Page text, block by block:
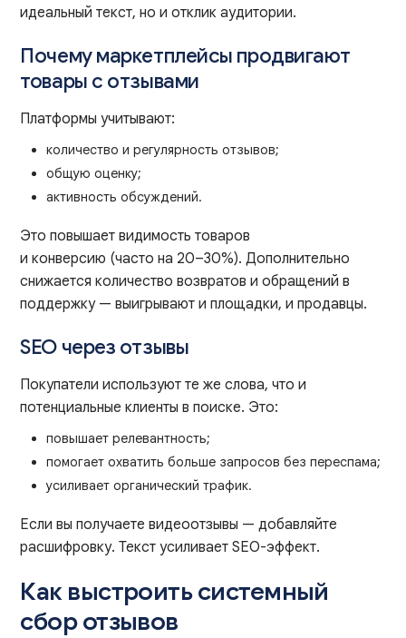
идеальный текст, но и отклик аудитории.
Почему маркетплейсы продвигают
товары с отзывами
Платформы учитывают:
количество и регулярность отзывов;
общую оценку;
активность обсуждений.
Это повышает видимость товаров
и конверсию (часто на 20–30%). Дополнительно
снижается количество возвратов и обращений в
поддержку — выигрывают и площадки, и продавцы.
SEO через отзывы
Покупатели используют те же слова, что и
потенциальные клиенты в поиске. Это:
повышает релевантность;
помогает охватить больше запросов без переспама;
усиливает органический трафик.
Если вы получаете видеоотзывы — добавляйте
расшифровку. Текст усиливает SEO-эффект.
Как выстроить системный
сбор отзывов